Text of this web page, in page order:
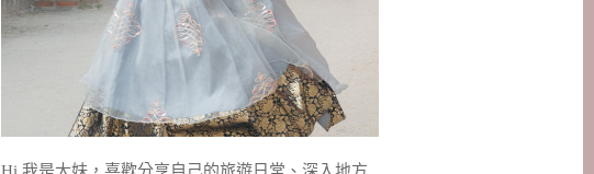
Hi 我是大妹，喜歡分享自己的旅遊日常、深入地方